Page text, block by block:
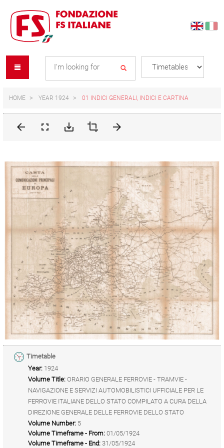
content
navigation
menu
HOME YEAR 1924 01 INDICI GENERALI, INDICI E CARTINA
Timetable
Year: 1924
Volume Title: ORARIO GENERALE FERROVIE - TRAMVIE -
NAVIGAZIONE E SERVIZI AUTOMOBILISTICI UFFICIALE PER LE
FERROVIE ITALIANE DELLO STATO COMPILATO A CURA DELLA
DIREZIONE GENERALE DELLE FERROVIE DELLO STATO
Volume Number: 5
Volume Timeframe - From: 01/05/1924
Volume Timeframe - End: 31/05/1924